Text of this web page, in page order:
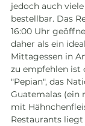
jedoch auch
bestellbar. Das
16:00 Uhr
daher als ein
Mittagessen in
zu empfehlen ist
"Pepian", das
Guatemalas (ein
mit
Restaurants